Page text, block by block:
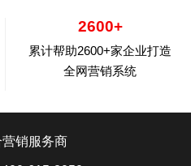
2600+
累计帮助2600+家企业打造
全网营销系统
销服务商